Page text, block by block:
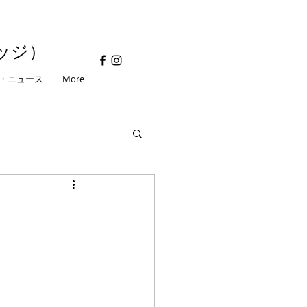
）
ニュース More